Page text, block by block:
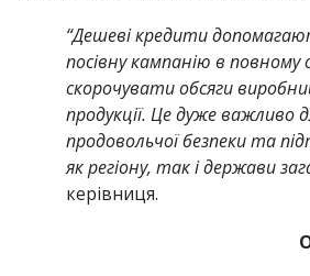
“Дешеві кредити
посівну кампанію в повному
скорочувати обсяги
продукції. Це дуже важливо
продовольчої безпеки та
як регіону, так і держави
керівниця.